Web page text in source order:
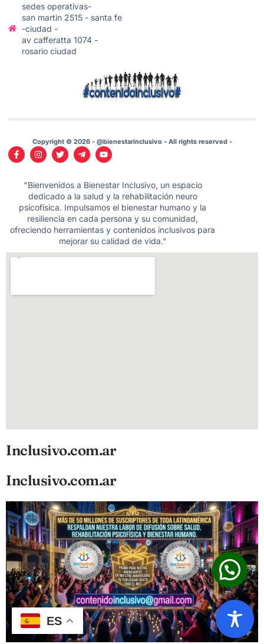
sedes operativas-
san martin 2515 - santa fe
-ciudad -
av cafferatta 1074 -
rosario ciudad
Copyright © 2026 - @bienestarinclusivo - All rights reserved -
"Bienvenidos a Bienestar Inclusivo, un espacio
dedicado a la salud y la rehabilitación neuro
psicofísica. Impulsamos el bienestar humano y la
resiliencia en cada persona y su comunidad,
ofreciendo herramientas y contenidos inclusivos para
mejorar su calidad de vida."
Inclusivo.com.ar
Inclusivo.com.ar
ES